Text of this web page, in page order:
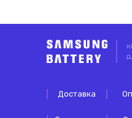
Доставка